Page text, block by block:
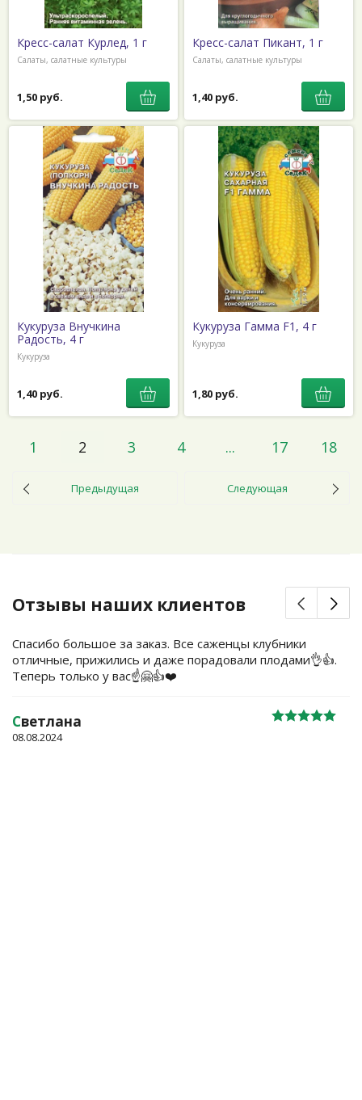
Кресс-салат Курлед, 1 г
Салаты, салатные культуры
1,50 руб.
Кресс-салат Пикант, 1 г
Салаты, салатные культуры
1,40 руб.
Кукуруза Внучкина
Радость, 4 г
Кукуруза
1,40 руб.
Кукуруза Гамма F1, 4 г
Кукуруза
1,80 руб.
Предыдущая
1 2 3 4 ... 17 18
Следующая
Отзывы наших клиентов
Спасибо большое за заказ. Все саженцы клубники
отличные, прижились и даже порадовали плодами👌👍.
Теперь только у вас☝️🤗👍❤️
Светлана
08.08.2024